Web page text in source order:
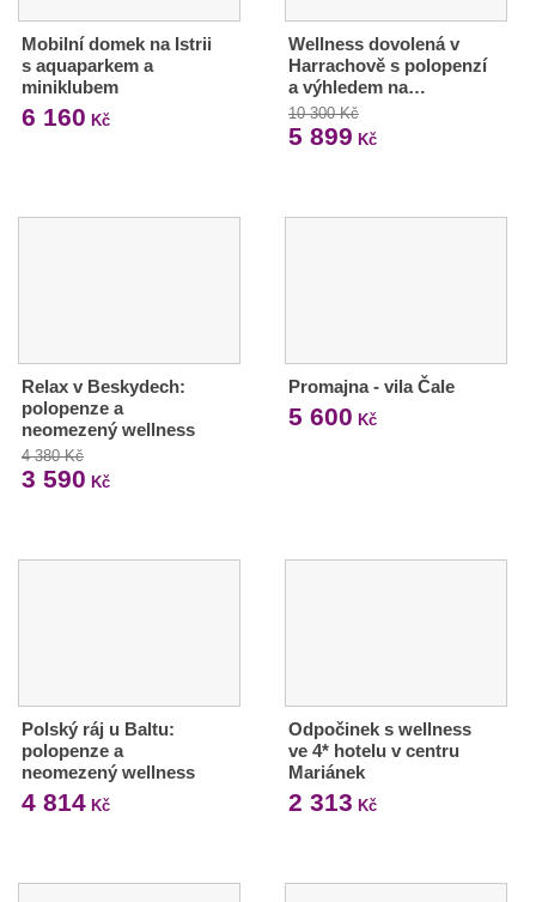
Mobilní domek na Istrii
s aquaparkem a
miniklubem
6 160 Kč
Wellness dovolená v
Harrachově s polopenzí
a výhledem na…
10 300 Kč
5 899 Kč
Relax v Beskydech:
polopenze a
neomezený wellness
4 380 Kč
3 590 Kč
Promajna - vila Čale
5 600 Kč
Polský ráj u Baltu:
polopenze a
neomezený wellness
4 814 Kč
Odpočinek s wellness
ve 4* hotelu v centru
Mariánek
2 313 Kč